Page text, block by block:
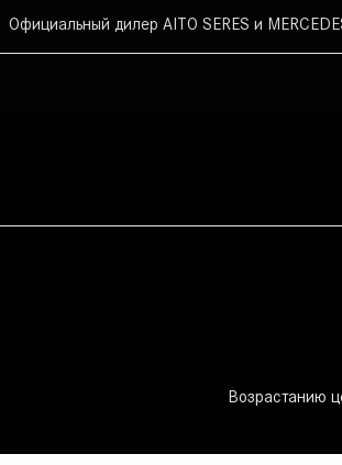
Официальный дилер AITO SERES и
Возрастанию